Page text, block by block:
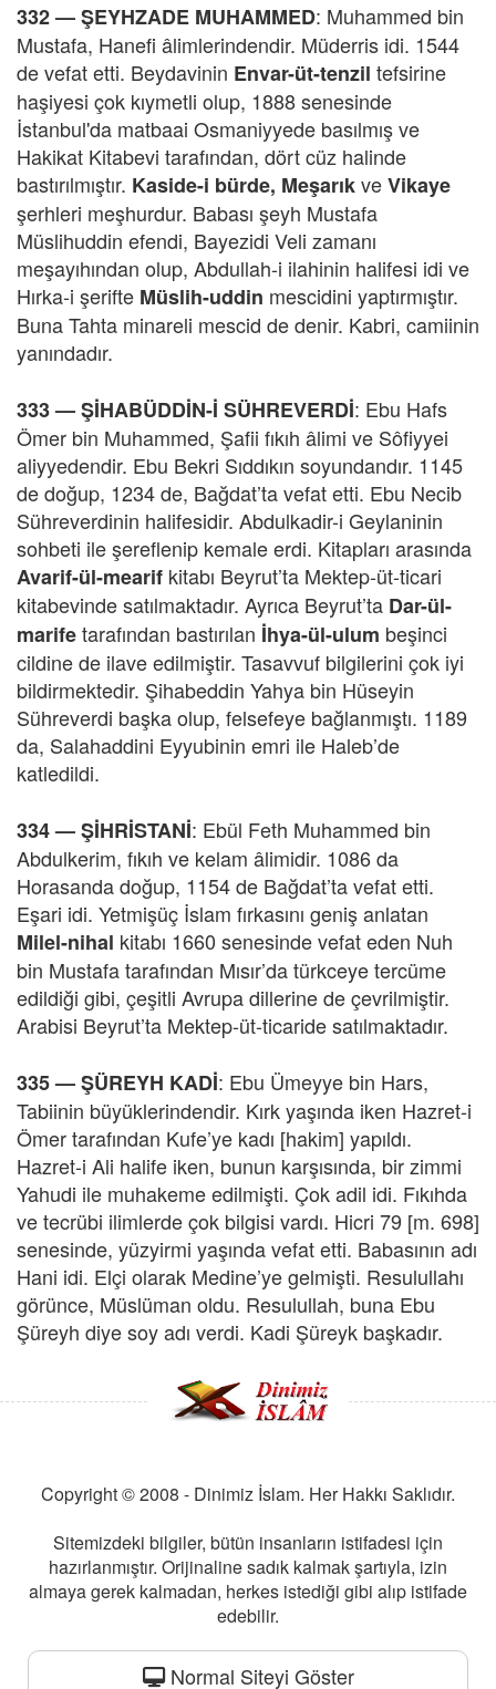
332 — ŞEYHZADE MUHAMMED: Muhammed bin
Mustafa, Hanefi âlimlerindendir. Müderris idi. 1544
de vefat etti. Beydavinin Envar-üt-tenzil tefsirine
haşiyesi çok kıymetli olup, 1888 senesinde
İstanbul'da matbaai Osmaniyyede basılmış ve
Hakikat Kitabevi tarafından, dört cüz halinde
bastırılmıştır. Kaside-i bürde, MeşarıkveVikaye
şerhleri meşhurdur. Babası şeyh Mustafa
Müslihuddin efendi, Bayezidi Veli zamanı
meşayıhından olup, Abdullah-i ilahinin halifesi idi ve
Hırka-i şerifte Müslih-uddin mescidini yaptırmıştır.
Buna Tahta minareli mescid de denir. Kabri, camiinin
yanındadır.
333 —ŞİHABÜDDİN-İ SÜHREVERDİ: Ebu Hafs
Ömer bin Muhammed, Şafii fıkıh âlimi ve Sôfiyyei
aliyyedendir. Ebu Bekri Sıddıkın soyundandır. 1145
de doğup, 1234 de, Bağdat’ta vefat etti. Ebu Necib
Sühreverdinin halifesidir. Abdulkadir-i Geylaninin
sohbeti ile şereflenip kemale erdi. Kitapları arasında
Avarif-ül-mearif kitabı Beyrut’ta Mektep-üt-ticari
kitabevinde satılmaktadır. Ayrıca Beyrut’ta Dar-ül-
marifetarafından bastırılan İhya-ül-ulum beşinci
cildine de ilave edilmiştir. Tasavvuf bilgilerini çok iyi
bildirmektedir. Şihabeddin Yahya bin Hüseyin
Sühreverdi başka olup, felsefeye bağlanmıştı. 1189
da, Salahaddini Eyyubinin emri ile Haleb’de
katledildi.
334 —ŞİHRİSTANİ: Ebül Feth Muhammed bin
Abdulkerim, fıkıh ve kelam âlimidir. 1086 da
Horasanda doğup, 1154 de Bağdat’ta vefat etti.
Eşari idi. Yetmişüç İslam fırkasını geniş anlatan
Milel-nihal kitabı 1660 senesinde vefat eden Nuh
bin Mustafa tarafından Mısır’da türkceye tercüme
edildiği gibi, çeşitli Avrupa dillerine de çevrilmiştir.
Arabisi Beyrut’ta Mektep-üt-ticaride satılmaktadır.
335 —ŞÜREYH KADİ: Ebu Ümeyye bin Hars,
Tabiinin büyüklerindendir. Kırk yaşında iken Hazret-i
Ömer tarafından Kufe’ye kadı [hakim] yapıldı.
Hazret-i Ali halife iken, bunun karşısında, bir zimmi
Yahudi ile muhakeme edilmişti. Çok adil idi. Fıkıhda
ve tecrübi ilimlerde çok bilgisi vardı. Hicri 79 [m. 698]
senesinde, yüzyirmi yaşında vefat etti. Babasının adı
Hani idi. Elçi olarak Medine’ye gelmişti. Resulullahı
görünce, Müslüman oldu. Resulullah, buna Ebu
Şüreyh diye soy adı verdi. Kadi Şüreyk başkadır.
Copyright © 2008 - Dinimiz İslam. Her Hakkı Saklıdır.
Sitemizdeki bilgiler, bütün insanların istifadesi için
hazırlanmıştır. Orijinaline sadık kalmak şartıyla, izin
almaya gerek kalmadan, herkes istediği gibi alıp istifade
edebilir.
Normal Siteyi Göster